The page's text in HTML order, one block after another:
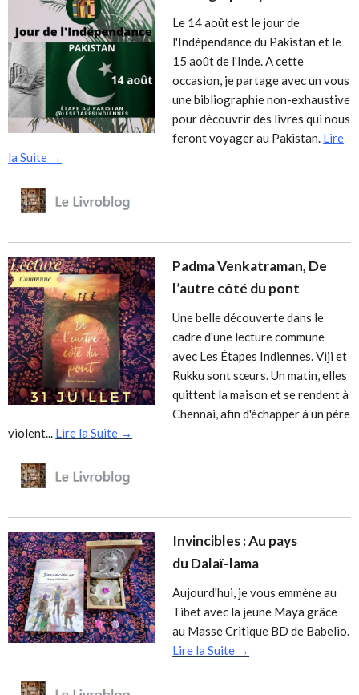
Le 14 août est le jour de
l'Indépendance du Pakistan et le
15 août de l'Inde. A cette
occasion, je partage avec un vous
une bibliographie non-exhaustive
pour découvrir des livres qui nous
feront voyager au Pakistan. Lire
la Suite →
Padma Venkatraman, De
l’autre côté du pont
Une belle découverte dans le
cadre d'une lecture commune
avec Les Étapes Indiennes. Viji et
Rukku sont sœurs. Un matin, elles
quittent la maison et se rendent à
Chennai, afin d'échapper à un père
violent... Lire la Suite →
Invincibles : Au pays
du Dalaï-lama
Aujourd'hui, je vous emmène au
Tibet avec la jeune Maya grâce
au Masse Critique BD de Babelio.
Lire la Suite →